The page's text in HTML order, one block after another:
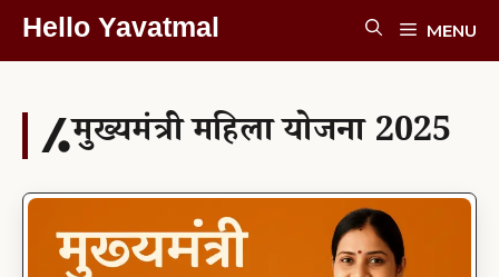
SkipHello Yavatmal MENU
मुख्यमंत्री महिला योजना 2025